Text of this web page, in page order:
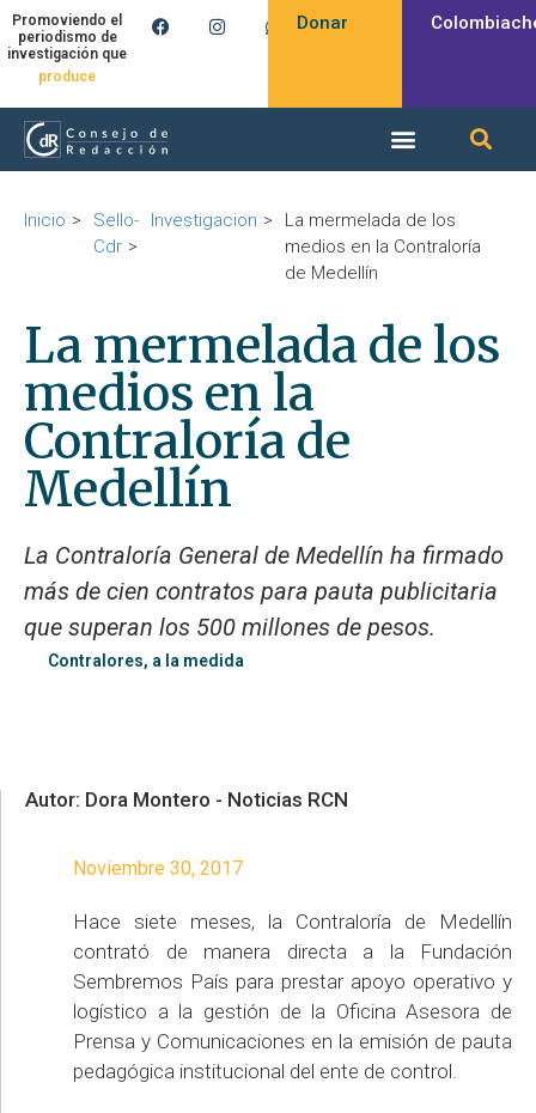
Promoviendo el
periodismo de
investigación que
produce
Donar
Inicio
Sello-
Cdr
Investigacion
La mermelada de los
medios en la Contraloría
de Medellín
La mermelada de los
medios en la
Contraloría de
Medellín
La Contraloría General de Medellín ha firmado
más de cien contratos para pauta publicitaria
que superan los 500 millones de pesos.
Contralores, a la medida
Autor: Dora Montero - Noticias RCN
Noviembre 30, 2017
Hace siete meses, la Contraloría de Medellín
contrató de manera directa a la Fundación
Sembremos País para prestar apoyo operativo y
logístico a la gestión de la Oficina Asesora de
Prensa y Comunicaciones en la emisión de pauta
pedagógica institucional del ente de control.